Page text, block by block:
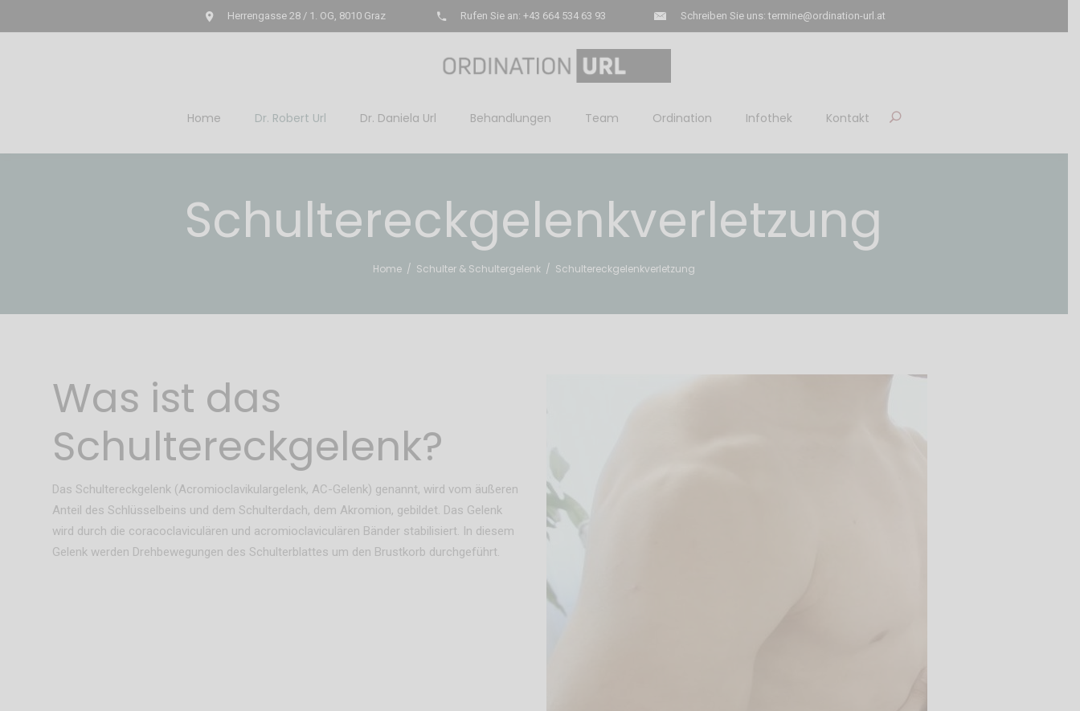
Herrengasse 28 / 1. OG, 8010 Graz Rufen Sie an: +43 664 534 63 93 Schreiben Sie uns: termine@ordination-url.at
Home Dr. Robert Url Dr. Daniela Url Behandlungen Team Ordination Infothek Kontakt
Schultereckgelenkverletzung
Home/ Schulter & Schultergelenk/ Schultereckgelenkverletzung
Was ist das
Schultereckgelenk?
Das Schultereckgelenk (Acromioclavikulargelenk, AC-Gelenk) genannt, wird vom äußeren
Anteil des Schlüsselbeins und dem Schulterdach, dem Akromion, gebildet. Das Gelenk
wird durch die coracoclaviculären und acromioclaviculären Bänder stabilisiert. In diesem
Gelenk werden Drehbewegungen des Schulterblattes um den Brustkorb durchgeführt.